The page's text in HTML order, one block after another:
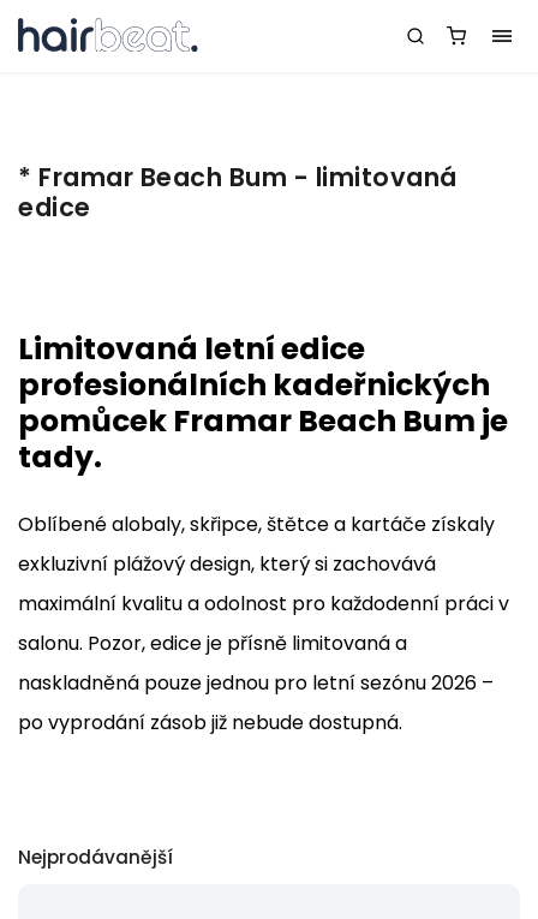
* Framar Beach Bum - limitovaná
edice
Limitovaná letní edice
profesionálních kadeřnických
pomůcek Framar Beach Bum je
tady.
Oblíbené alobaly, skřipce, štětce a kartáče získaly
exkluzivní plážový design, který si zachovává
maximální kvalitu a odolnost pro každodenní práci v
salonu. Pozor, edice je přísně limitovaná a
naskladněná pouze jednou pro letní sezónu 2026 –
po vyprodání zásob již nebude dostupná.
Nejprodávanější